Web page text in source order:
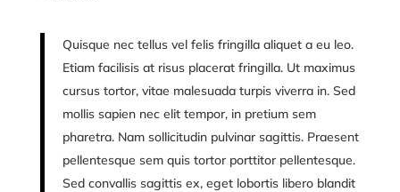
Quisque nec tellus vel felis fringilla aliquet a eu leo.
Etiam facilisis at risus placerat fringilla. Ut maximus
cursus tortor, vitae malesuada turpis viverra in. Sed
mollis sapien nec elit tempor, in pretium sem
pharetra. Nam sollicitudin pulvinar sagittis. Praesent
pellentesque sem quis tortor porttitor pellentesque.
Sed convallis sagittis ex, eget lobortis libero blandit